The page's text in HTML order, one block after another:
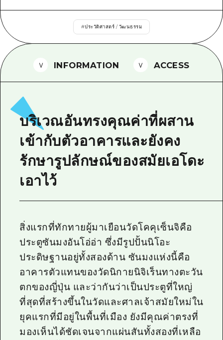
คำถามที่พบบ่อย
#ประวัติศาสตร์ / วัฒนธรรม
INFORMATION ACCESS
บริเวณอันทรงคุณค่าที่ผสาน
เข้ากับตัวอาคารและยังคง
รักษารูปลักษณ์ของสมัยเอโดะ
เอาไว้
สิ่งแรกที่ทักทายผู้มาเยือนวัดโคคุเซ็นจิคือ
ประตูซันมงอันโอ่อ่า ซึ่งมีรูปปั้นนิโอะ
ประดิษฐานอยู่ทั้งสองด้าน ซันมงแห่งนี้คือ
อาคารตัวแทนของวัดนิกายนิจิเร็นทางตะวัน
ตกของญี่ปุ่น และว่ากันว่าเป็นประตูที่ใหญ่
ที่สุดที่สร้างขึ้นในวัดและศาลเจ้าสมัยใหม่ใน
ยุคแรกที่มีอยู่ในพื้นที่เมือง ยังมีคุณค่าตรงที่
มองเห็นได้ชัดเจนจากแผ่นสันทั้งสองที่เหลือ